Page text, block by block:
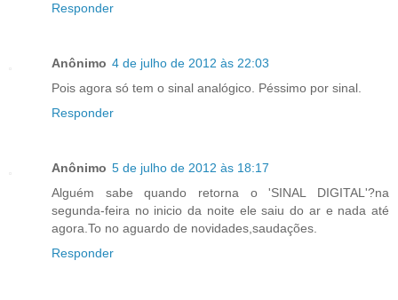
Responder
Anônimo 4 de julho de 2012 às 22:03
Pois agora só tem o sinal analógico. Péssimo por sinal.
Responder
Anônimo 5 de julho de 2012 às 18:17
Alguém sabe quando retorna o 'SINAL DIGITAL'?na
segunda-feira no inicio da noite ele saiu do ar e nada até
agora.To no aguardo de novidades,saudações.
Responder